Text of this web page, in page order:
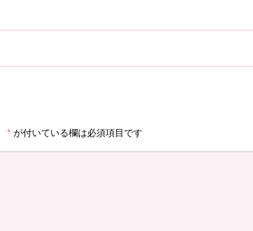
* が付いている欄は必須項目です